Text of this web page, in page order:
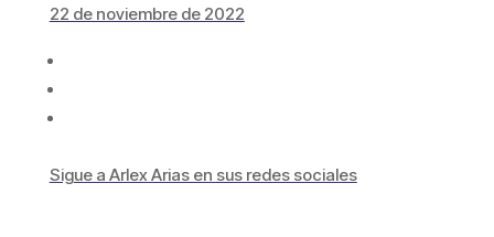
22 de noviembre de 2022
Sigue a Arlex Arias en sus redes sociales